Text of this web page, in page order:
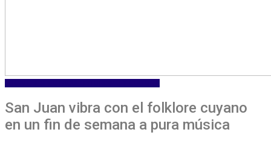
San Juan vibra con el folklore cuyano
en un fin de semana a pura música